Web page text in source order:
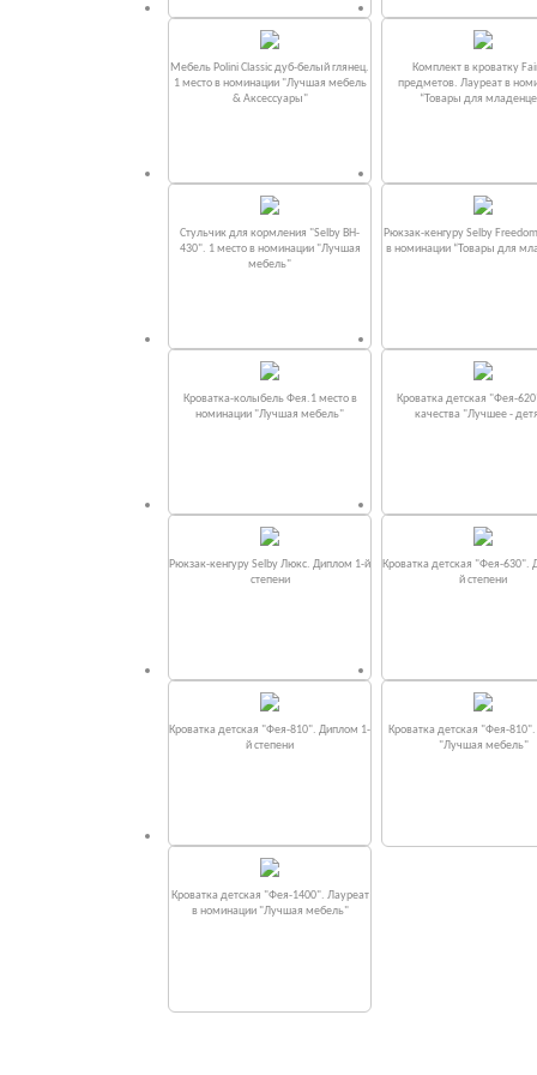
Мебель Polini Classic дуб-белый глянец.
1 место в номинации "Лучшая мебель
& Аксессуары"
Комплект в кроватку
предметов. Лауреат в
“Товары для
Стульчик для кормления "Selby BH-
430". 1 место в номинации "Лучшая
мебель"
Рюкзак-кенгуру Selby
в номинации “Товары для
Кроватка-колыбель Фея.1 место в
номинации "Лучшая мебель"
Кроватка детская "Фея-
качества "Лучшее -
Рюкзак-кенгуру Selby Люкс. Диплом 1-й
степени
Кроватка детская "Фея-630".
й степени
Кроватка детская "Фея-810". Диплом 1-
й степени
Кроватка детская "Фея-
"Лучшая мебель"
Кроватка детская "Фея-1400". Лауреат
в номинации "Лучшая мебель"